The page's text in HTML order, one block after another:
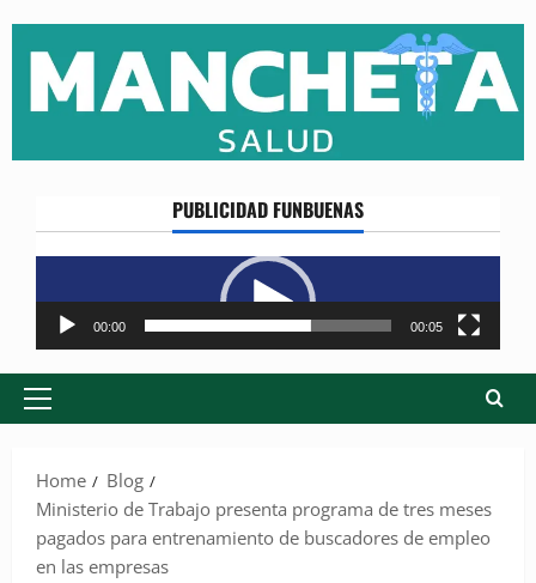
content
PUBLICIDAD FUNBUENAS
Reproductor
de
vídeo
00:00 00:05
Primary
Home
Blog
Ministerio de Trabajo presenta programa de tres meses
pagados para entrenamiento de buscadores de empleo
en las empresas